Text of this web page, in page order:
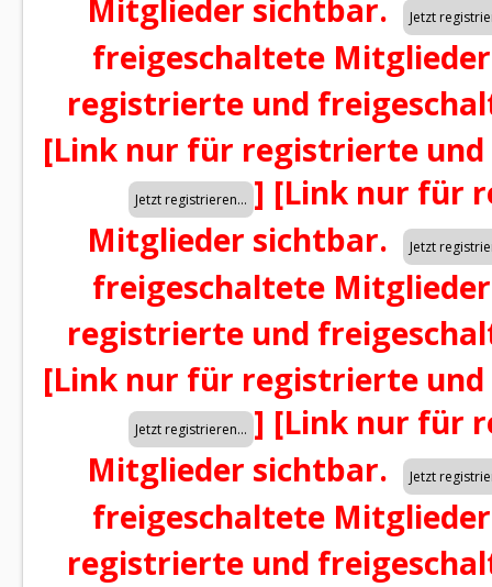
Mitglieder sichtbar.
freigeschaltete
registrierte und
[Link nur für registrierte
] [Link nur für
Mitglieder sichtbar.
freigeschaltete
registrierte und
[Link nur für registrierte
] [Link nur für
Mitglieder sichtbar.
freigeschaltete
registrierte und